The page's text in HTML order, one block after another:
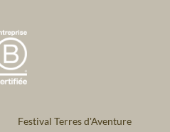
Festival Terres d'Aventure